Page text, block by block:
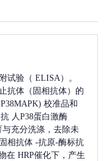
试验（ ELISA）。
抗体（固相抗体）的
校准品和
人P38蛋白激酶
与充分洗涤，去除未
相抗体 -抗原-酶标抗
在 HRP催化下，产生